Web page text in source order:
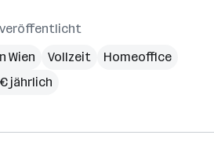
veröffentlicht
Wien
Vollzeit
Homeoffice
jährlich